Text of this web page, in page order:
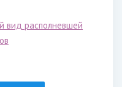
вид располневшей